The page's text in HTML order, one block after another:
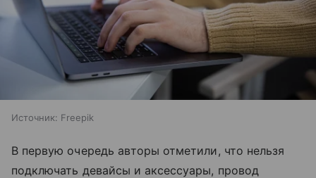
Источник: Freepik
В первую очередь авторы отметили, что нельзя
подключать девайсы и аксессуары, провод